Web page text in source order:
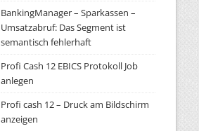
BankingManager – Sparkassen –
Umsatzabruf: Das Segment ist
semantisch fehlerhaft
Profi Cash 12 EBICS Protokoll Job
anlegen
Profi cash 12 – Druck am Bildschirm
anzeigen